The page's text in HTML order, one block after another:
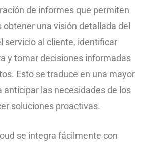
de informes que permiten
obtener una visión detallada del
servicio al cliente, identificar
y tomar decisiones informadas
Esto se traduce en una mayor
anticipar las necesidades de los
soluciones proactivas.
se integra fácilmente con